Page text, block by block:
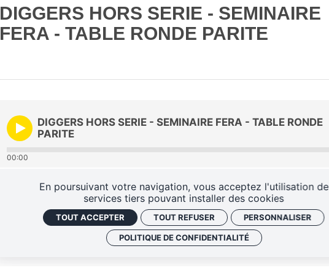
DIGGERS HORS SERIE - SEMINAIRE
FERA - TABLE RONDE PARITE
DIGGERS HORS SERIE - SEMINAIRE FERA - TABLE RONDE
PARITE
00:00
En poursuivant votre navigation, vous acceptez l'utilisation de
services tiers pouvant installer des cookies
TOUT ACCEPTER TOUT REFUSER PERSONNALISER
POLITIQUE DE CONFIDENTIALITÉ